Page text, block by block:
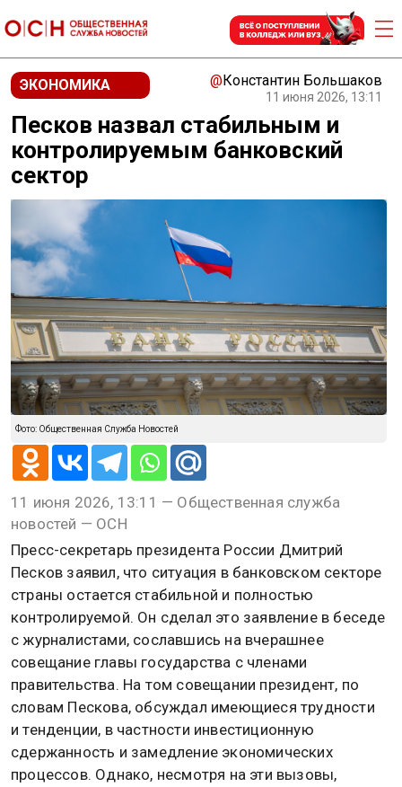
ЭКОНОМИКА @Константин Большаков
11 июня 2026, 13:11
Песков назвал стабильным и
контролируемым банковский
сектор
Фото: Общественная Служба Новостей
11 июня 2026, 13:11 — Общественная служба
новостей — ОСН
Пресс-секретарь президента России Дмитрий
Песков заявил, что ситуация в банковском секторе
страны остается стабильной и полностью
контролируемой. Он сделал это заявление в беседе
с журналистами, сославшись на вчерашнее
совещание главы государства с членами
правительства. На том совещании президент, по
словам Пескова, обсуждал имеющиеся трудности
и тенденции, в частности инвестиционную
сдержанность и замедление экономических
процессов. Однако, несмотря на эти вызовы,